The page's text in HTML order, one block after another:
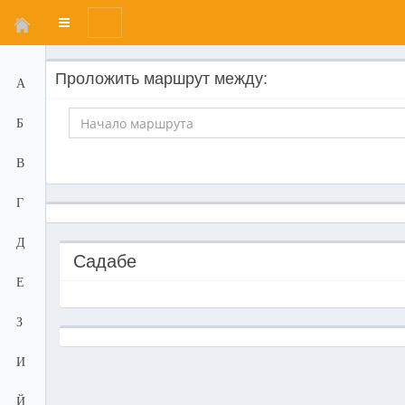
Переключатель
меню
А
Б
В
Г
Д
Е
З
И
Й
Проложить маршрут между:
Садабе